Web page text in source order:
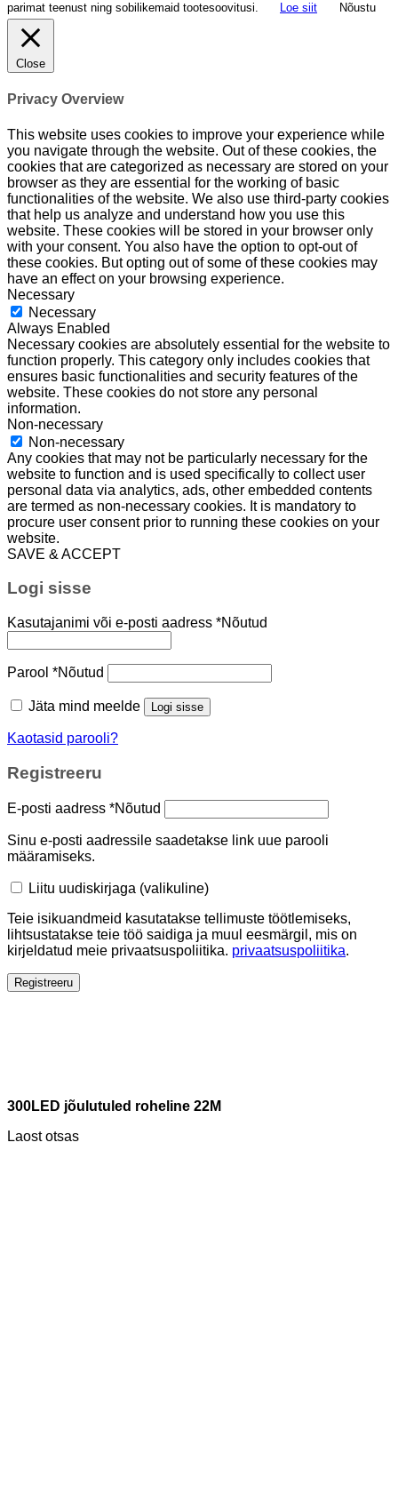
parimat teenust ning sobilikemaid tootesoovitusi.
Loe siit Nõustu
Close
Privacy Overview
This website uses cookies to improve your experience while
you navigate through the website. Out of these cookies, the
cookies that are categorized as necessary are stored on your
browser as they are essential for the working of basic
functionalities of the website. We also use third-party cookies
that help us analyze and understand how you use this
website. These cookies will be stored in your browser only
with your consent. You also have the option to opt-out of
these cookies. But opting out of some of these cookies may
have an effect on your browsing experience.
Necessary
Necessary
Always Enabled
Necessary cookies are absolutely essential for the website to
function properly. This category only includes cookies that
ensures basic functionalities and security features of the
website. These cookies do not store any personal
information.
Non-necessary
Non-necessary
Any cookies that may not be particularly necessary for the
website to function and is used specifically to collect user
personal data via analytics, ads, other embedded contents
are termed as non-necessary cookies. It is mandatory to
procure user consent prior to running these cookies on your
website.
SAVE & ACCEPT
Logi sisse
Kasutajanimi või e-posti aadress *Nõutud
Parool *Nõutud
Jäta mind meelde Logi sisse
Kaotasid parooli?
Registreeru
E-posti aadress *Nõutud
Sinu e-posti aadressile saadetakse link uue parooli
määramiseks.
Liitu uudiskirjaga (valikuline)
Teie isikuandmeid kasutatakse tellimuste töötlemiseks,
lihtsustatakse teie töö saidiga ja muul eesmärgil, mis on
kirjeldatud meie privaatsuspoliitika. privaatsuspoliitika.
Registreeru
300LED jõulutuled roheline 22M
Laost otsas